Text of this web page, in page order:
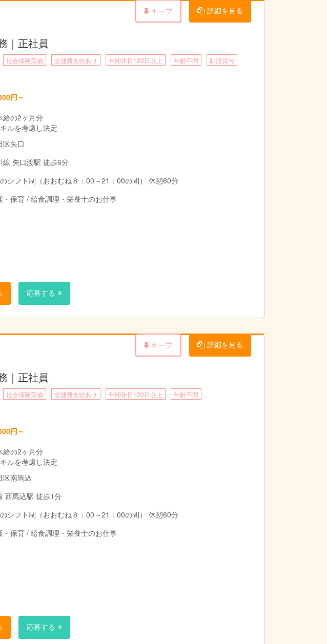
キープ 詳細を見る
｜正社員
社会保険完備 交通費支給あり 年間休日120日以上 年齢不問
制服貸与
円～
給の2ヶ月分
ルを考慮し決定
区矢口
線 矢口渡駅 徒歩6分
シフト制（おおむね８：00～21：00の間） 休憩60分
・保育 / 給食調理・栄養士のお仕事
応募する
キープ 詳細を見る
｜正社員
社会保険完備 交通費支給あり 年間休日120日以上
年齢不問
円～
給の2ヶ月分
ルを考慮し決定
区南馬込
西馬込駅 徒歩1分
シフト制（おおむね８：00～21：00の間） 休憩60分
・保育 / 給食調理・栄養士のお仕事
応募する